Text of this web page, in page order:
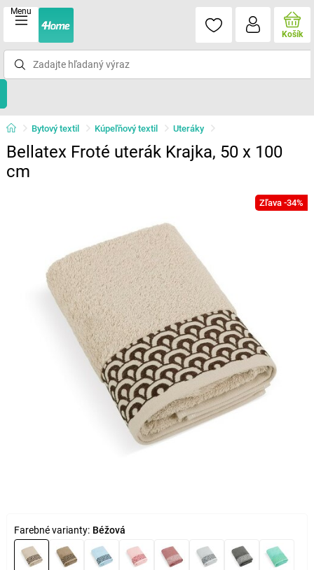
Menu
Košík
Bytový textil Kúpeľňový textil Uteráky
Bellatex Froté uterák Krajka, 50 x 100
cm
Zľava -34%
Farebné varianty: Béžová